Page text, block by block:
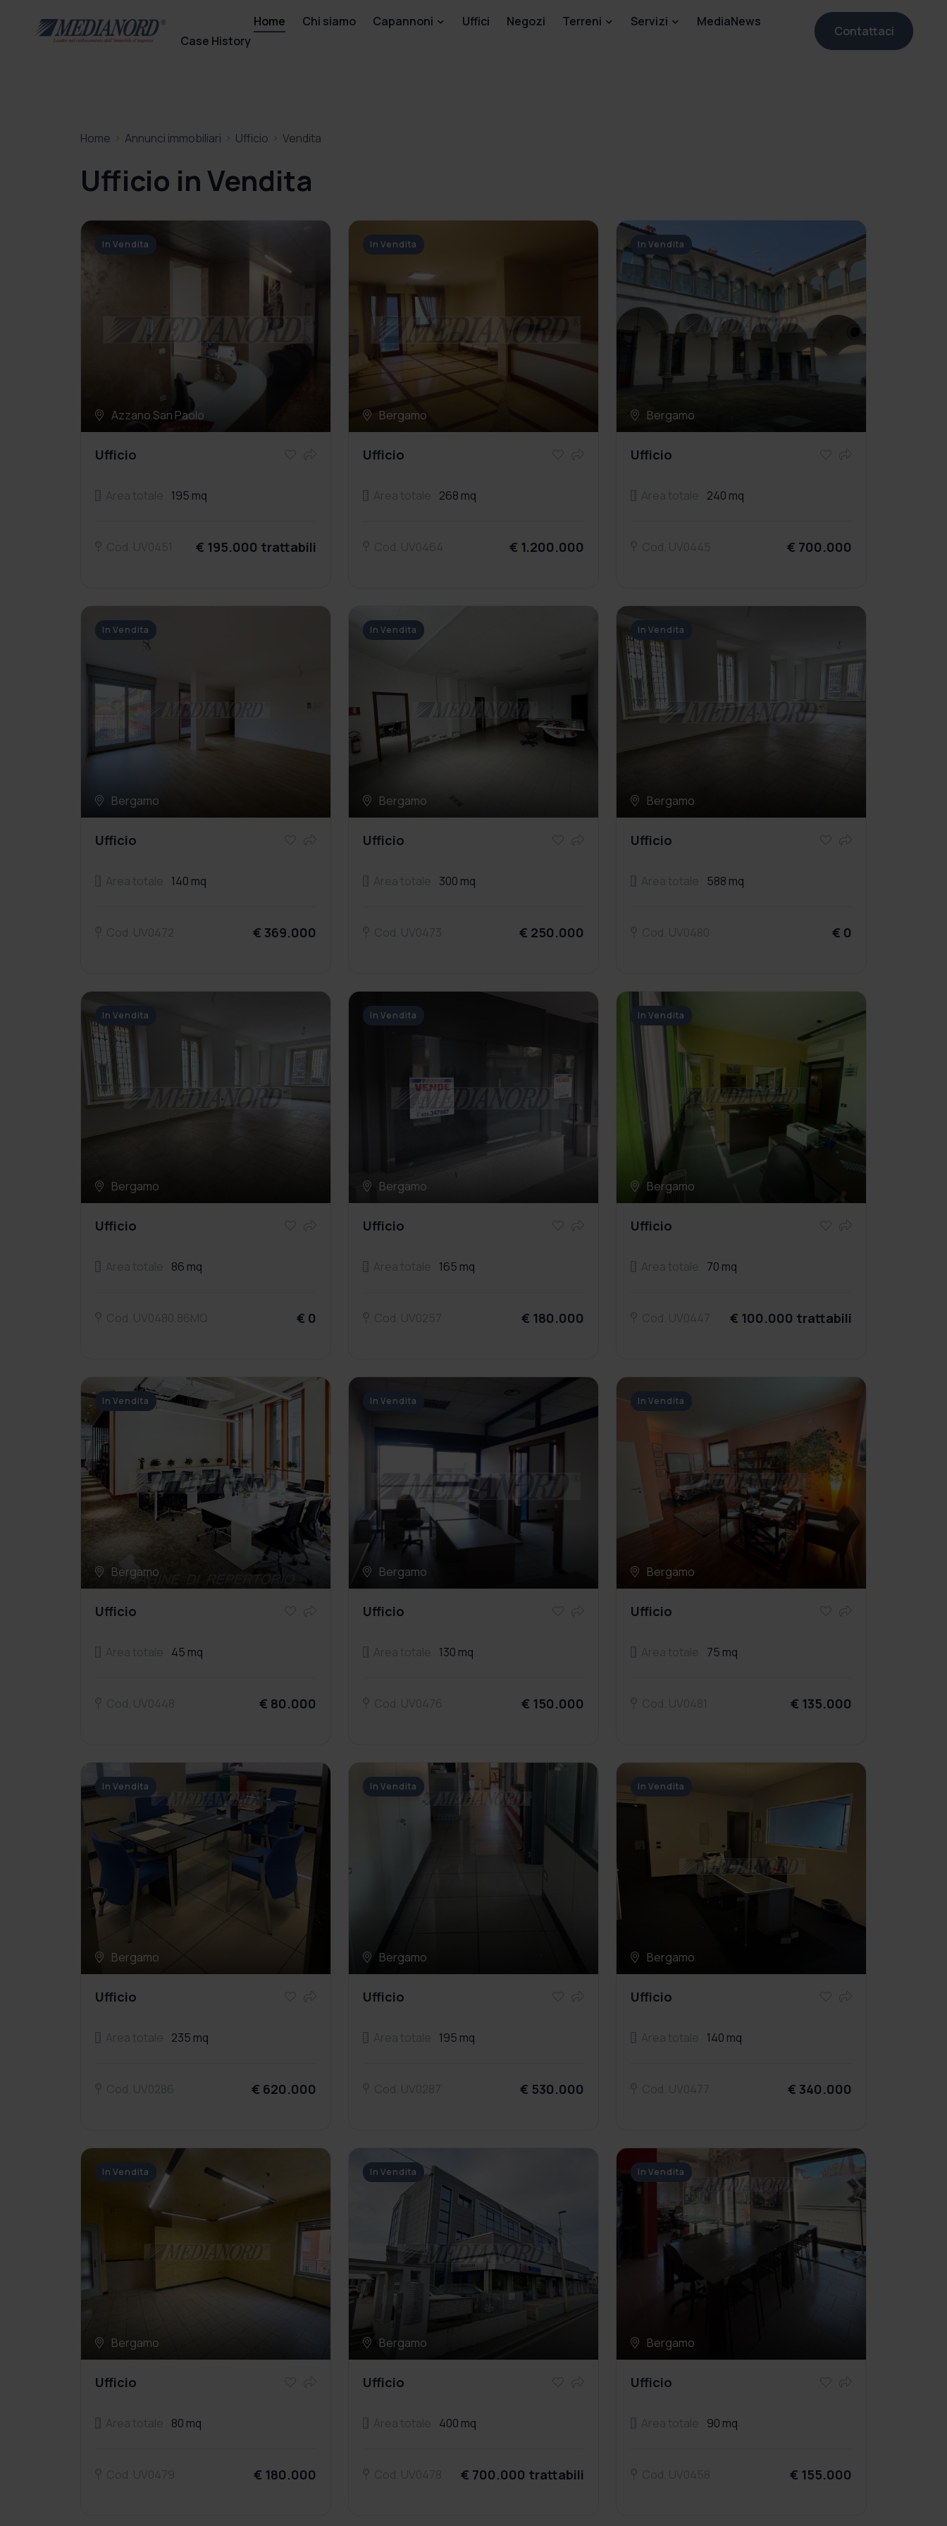
Home Chi siamo Capannoni Uffici Negozi Terreni Servizi
MediaNews
Case History
Contattaci
Home Annunci immobiliari Ufficio Vendita
Ufficio in Vendita
Azzano San Paolo
In Vendita
Ufficio
195 mq
€ 195.000 trattabili
Bergamo
In Vendita
Ufficio
268 mq
€ 1.200.000
Bergamo
In Vendita
Ufficio
240 mq
€ 700.000
Bergamo
In Vendita
Ufficio
140 mq
€ 369.000
Bergamo
In Vendita
Ufficio
300 mq
€ 250.000
Bergamo
In Vendita
Ufficio
588 mq
€ 0
Bergamo
In Vendita
Ufficio
86 mq
€ 0
Bergamo
In Vendita
Ufficio
165 mq
€ 180.000
Bergamo
In Vendita
Ufficio
70 mq
€ 100.000 trattabili
Bergamo
In Vendita
Ufficio
45 mq
€ 80.000
Bergamo
In Vendita
Ufficio
130 mq
€ 150.000
Bergamo
In Vendita
Ufficio
75 mq
€ 135.000
Bergamo
In Vendita
Ufficio
235 mq
€ 620.000
Bergamo
In Vendita
Ufficio
195 mq
€ 530.000
Bergamo
In Vendita
Ufficio
140 mq
€ 340.000
Bergamo
In Vendita
Ufficio
80 mq
€ 180.000
Bergamo
In Vendita
Ufficio
400 mq
€ 700.000 trattabili
Bergamo
In Vendita
Ufficio
90 mq
€ 155.000